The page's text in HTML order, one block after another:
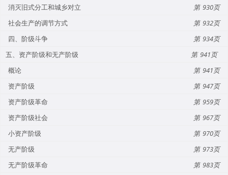
消灭旧式分工和城乡对立
930
社会生产的调节方式
932
四、阶级斗争
934
五、资产阶级和无产阶级
941
概论
941
资产阶级
947
资产阶级革命
959
资产阶级社会
967
小资产阶级
970
无产阶级
973
无产阶级革命
983